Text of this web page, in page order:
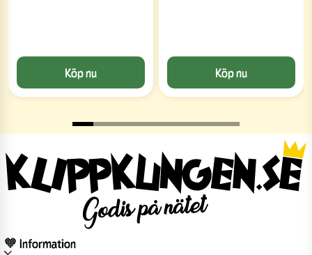
Köp nu Köp nu
🧡 Information